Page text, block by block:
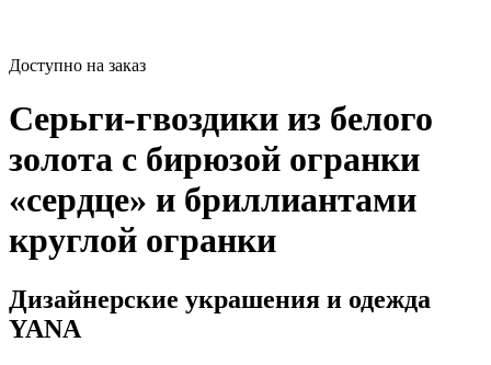
Доступно на заказ
Серьги-гвоздики из белого
золота с бирюзой огранки
«сердце» и бриллиантами
круглой огранки
Дизайнерские украшения и одежда
YANA